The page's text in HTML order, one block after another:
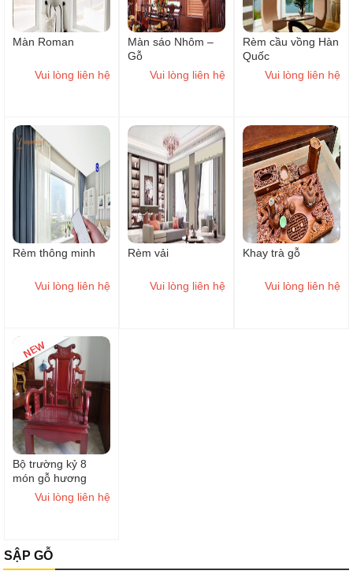
Màn Roman
Vui lòng liên hệ
Màn sáo Nhôm –
Gỗ
Vui lòng liên hệ
Rèm cầu vồng Hàn
Quốc
Vui lòng liên hệ
Rèm thông minh
Vui lòng liên hệ
Rèm vải
Vui lòng liên hệ
Khay trà gỗ
Vui lòng liên hệ
Bộ trường kỷ 8
món gỗ hương
Nam Phi
Vui lòng liên hệ
SẬP GỖ